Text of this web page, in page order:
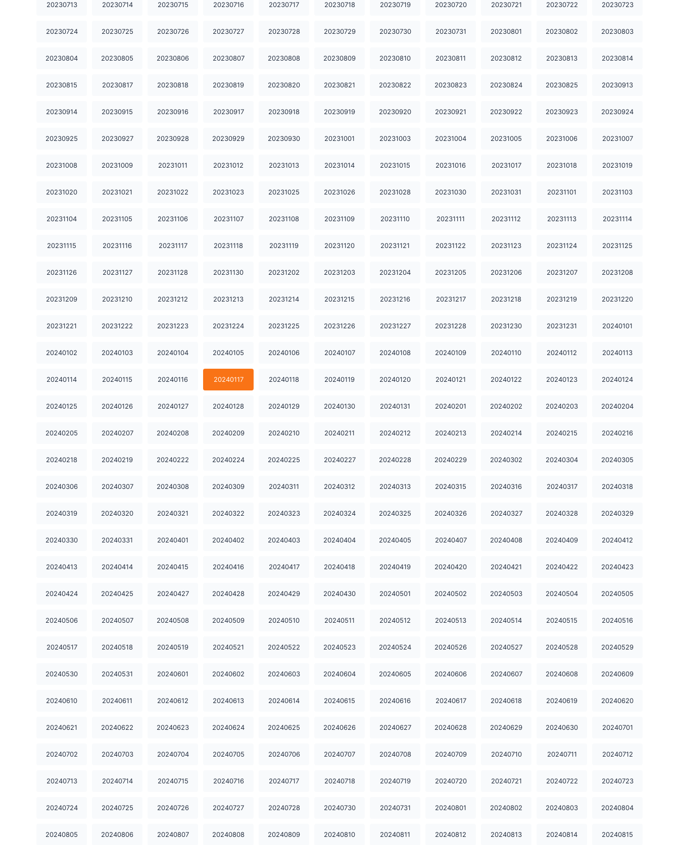
20231203 20231204 20231205
20231206 20231207 20231208
20231209 20231210 20231212
20231228 20231230 20231231
20240101 20240102 20240103
20240104 20240105 20240106
20240107 20240108 20240109
20240126 20240127 20240128
20240129 20240130 20240131
20240201 20240202 20240203
20240228 20240229 20240302
20240304 20240305 20240306
20240307 20240308 20240309
20230713 20230714 20230715 20230716 20230717 20230718 20230719 20230720 20230721 20230722 20230723
20230724 20230725 20230726 20230727 20230728 20230729 20230730 20230731 20230801 20230802 20230803
20230804 20230805 20230806 20230807 20230808 20230809 20230810 20230811 20230812 20230813 20230814
20230815 20230817 20230818 20230819 20230820 20230821 20230822 20230823 20230824 20230825 20230913
20230914 20230915 20230916 20230917 20230918 20230919 20230920 20230921 20230922 20230923 20230924
20230925 20230927 20230928 20230929 20230930 20231001 20231003 20231004 20231005 20231006 20231007
20231008 20231009 20231011 20231012 20231013 20231014 20231015 20231016 20231017 20231018 20231019
20231020 20231021 20231022 20231023 20231025 20231026 20231028 20231030 20231031 20231101 20231103
20231104 20231105 20231106 20231107 20231108 20231109 20231110 20231111 20231112 20231113 20231114
20231115 20231116 20231117 20231118 20231119 20231120 20231121 20231122 20231123 20231124 20231125
20231126 20231127 20231128 20231130 20231202 20231203 20231204 20231205 20231206 20231207 20231208
20231209 20231210 20231212 20231213 20231214 20231215 20231216 20231217 20231218 20231219 20231220
20231221 20231222 20231223 20231224 20231225 20231226 20231227 20231228 20231230 20231231 20240101
20240102 20240103 20240104 20240105 20240106 20240107 20240108 20240109 20240110 20240112 20240113
20240114 20240115 20240116 20240117 20240118 20240119 20240120 20240121 20240122 20240123 20240124
20240125 20240126 20240127 20240128 20240129 20240130 20240131 20240201 20240202 20240203 20240204
20240205 20240207 20240208 20240209 20240210 20240211 20240212 20240213 20240214 20240215 20240216
20240218 20240219 20240222 20240224 20240225 20240227 20240228 20240229 20240302 20240304 20240305
20240306 20240307 20240308 20240309 20240311 20240312 20240313 20240315 20240316 20240317 20240318
20240319 20240320 20240321 20240322 20240323 20240324 20240325 20240326 20240327 20240328 20240329
20240330 20240331 20240401 20240402 20240403 20240404 20240405 20240407 20240408 20240409 20240412
20240413 20240414 20240415 20240416 20240417 20240418 20240419 20240420 20240421 20240422 20240423
20240424 20240425 20240427 20240428 20240429 20240430 20240501 20240502 20240503 20240504 20240505
20240506 20240507 20240508 20240509 20240510 20240511 20240512 20240513 20240514 20240515 20240516
20240517 20240518 20240519 20240521 20240522 20240523 20240524 20240526 20240527 20240528 20240529
20240530 20240531 20240601 20240602 20240603 20240604 20240605 20240606 20240607 20240608 20240609
20240610 20240611 20240612 20240613 20240614 20240615 20240616 20240617 20240618 20240619 20240620
20240621 20240622 20240623 20240624 20240625 20240626 20240627 20240628 20240629 20240630 20240701
20240702 20240703 20240704 20240705 20240706 20240707 20240708 20240709 20240710 20240711 20240712
20240713 20240714 20240715 20240716 20240717 20240718 20240719 20240720 20240721 20240722 20240723
20240724 20240725 20240726 20240727 20240728 20240730 20240731 20240801 20240802 20240803 20240804
20240805 20240806 20240807 20240808 20240809 20240810 20240811 20240812 20240813 20240814 20240815